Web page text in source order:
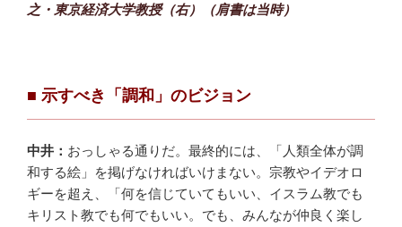
之・東京経済大学教授（右）（肩書は当時）
■ 示すべき「調和」のビジョン
中井： おっしゃる通りだ。最終的には、「人類全体が調
和する絵」を掲げなければいけまない。宗教やイデオロ
ギーを超え、「何を信じていてもいい、イスラム教でも
キリスト教でも何でもいい。でも、みんなが仲良く楽し